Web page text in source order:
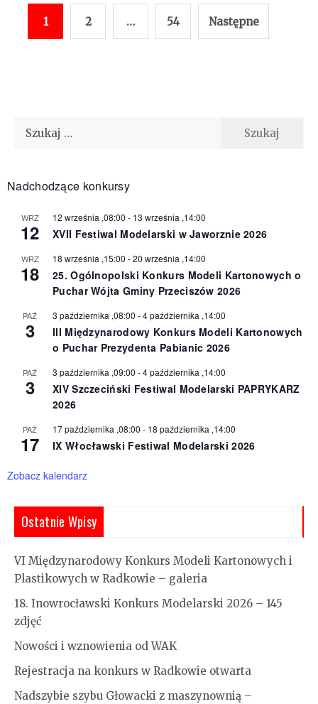
1 2 … 54 Następne
Szukaj:
Nadchodzące konkursy
WRZ
12
12 września ,08:00 - 13 września ,14:00
XVII Festiwal Modelarski w Jaworznie 2026
WRZ
18
18 września ,15:00 -20 września ,14:00
25. Ogólnopolski Konkurs Modeli Kartonowych o
Puchar Wójta Gminy Przeciszów 2026
PAŹ
3
3 października ,08:00 -4 października ,14:00
III Międzynarodowy Konkurs Modeli Kartonowych
o Puchar Prezydenta Pabianic 2026
PAŹ
3
3 października ,09:00 -4 października ,14:00
XIV Szczeciński Festiwal Modelarski PAPRYKARZ
2026
PAŹ
17
17 października ,08:00 - 18 października ,14:00
IX Włocławski Festiwal Modelarski 2026
Zobacz kalendarz
Ostatnie Wpisy
VI Międzynarodowy Konkurs Modeli Kartonowych i
Plastikowych w Radkowie – galeria
18. Inowrocławski Konkurs Modelarski 2026 – 145
zdjęć
Nowości i wznowienia od WAK
Rejestracja na konkurs w Radkowie otwarta
Nadszybie szybu Głowacki z maszynownią –